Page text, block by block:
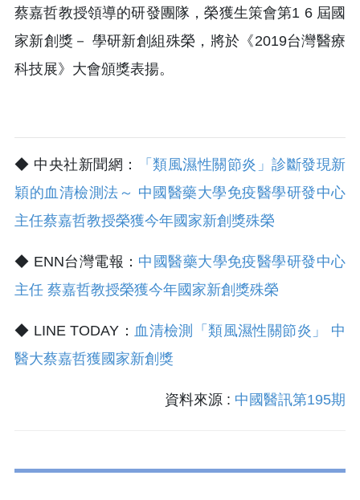
蔡嘉哲教授領導的研發團隊，榮獲生策會第1 6 屆國
家新創獎－ 學研新創組殊榮，將於《2019台灣醫療
科技展》大會頒獎表揚。
◆ 中央社新聞網：
「類風濕性關節炎」診斷發現新
穎的血清檢測法～ 中國醫藥大學免疫醫學研發中心
主任蔡嘉哲教授榮獲今年國家新創獎殊榮
◆ ENN台灣電報： 中國醫藥大學免疫醫學研發中心
主任 蔡嘉哲教授榮獲今年國家新創獎殊榮
◆ LINE TODAY： 血清檢測「類風濕性關節炎」 中
醫大蔡嘉哲獲國家新創獎
資料來源 : 中國醫訊第195期